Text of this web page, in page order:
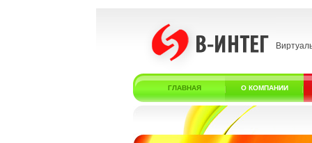
ГЛАВНАЯ О КОМПАНИИ